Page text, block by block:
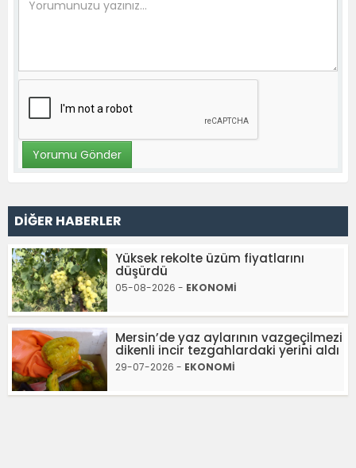
DİĞER HABERLER
Yüksek rekolte üzüm fiyatlarını
düşürdü
05-08-2026 - EKONOMİ
Mersin’de yaz aylarının vazgeçilmezi
dikenli incir tezgahlardaki yerini aldı
29-07-2026 - EKONOMİ